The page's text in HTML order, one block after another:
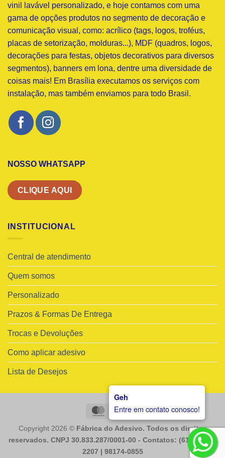
Geh
Entre em contato conosco!
vinil lavável personalizado, e hoje contamos com uma
gama de opções produtos no segmento de decoração e
comunicação visual, como: acrílico (tags, logos, troféus,
placas de setorização, molduras...), MDF (quadros, logos,
decorações para festas, objetos decorativos para diversos
segmentos), banners em lona, dentre uma diversidade de
coisas mais! Em Brasília executamos os serviços com
instalação, mas também enviamos para todo Brasil.
NOSSO WHATSAPP
CLIQUE AQUI
INSTITUCIONAL
Central de atendimento
Quem somos
Personalizado
Prazos & Formas De Entrega
Trocas e Devoluções
Como aplicar adesivo
Lista de Desejos
MasterCardVisa
Copyright 2026 © Fábrica do Adesivo. Todos os direitos
reservados. CNPJ 30.833.287/0001-00 - Contatos: (61) 98225-
2207 | 98174-0855